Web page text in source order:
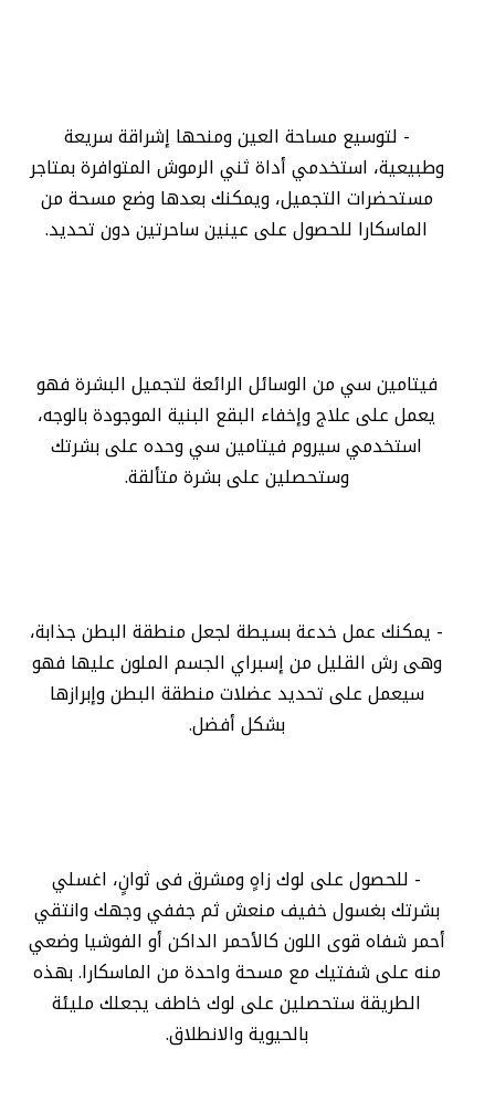
- لتوسيع مساحة العين ومنحها إشراقة سريعة
وطبيعية، استخدمي أداة ثني الرموش المتوافرة بمتاجر
مستحضرات التجميل، ويمكنك بعدها وضع مسحة من
الماسكارا للحصول على عينين ساحرتين دون تحديد.
فيتامين سي من الوسائل الرائعة لتجميل البشرة فهو
يعمل على علاج وإخفاء البقع البنية الموجودة بالوجه،
استخدمي سيروم فيتامين سي وحده على بشرتك
وستحصلين على بشرة متألقة.
- يمكنك عمل خدعة بسيطة لجعل منطقة البطن جذابة،
وهى رش القليل من إسبراي الجسم الملون عليها فهو
سيعمل على تحديد عضلات منطقة البطن وإبرازها
بشكل أفضل.
- للحصول على لوك زاهٍ ومشرق فى ثوانٍ، اغسلي
بشرتك بغسول خفيف منعش ثم جففي وجهك وانتقي
أحمر شفاه قوى اللون كالأحمر الداكن أو الفوشيا وضعي
منه على شفتيك مع مسحة واحدة من الماسكارا. بهذه
الطريقة ستحصلين على لوك خاطف يجعلك مليئة
بالحيوية والانطلاق.